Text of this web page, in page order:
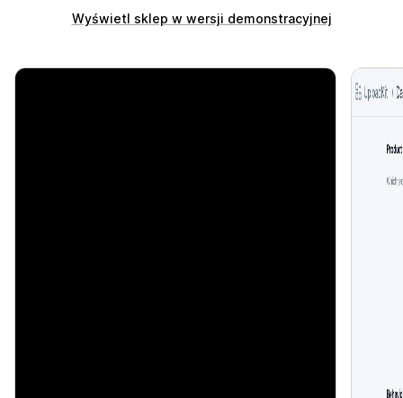
Wyświetl sklep w wersji demonstracyjnej